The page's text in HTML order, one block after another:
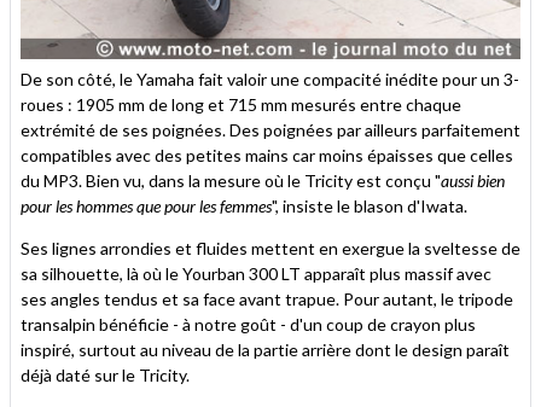
De son côté, le Yamaha fait valoir une compacité inédite pour un 3-
roues : 1905 mm de long et 715 mm mesurés entre chaque
extrémité de ses poignées. Des poignées par ailleurs parfaitement
compatibles avec des petites mains car moins épaisses que celles
du MP3. Bien vu, dans la mesure où le Tricity est conçu "aussi bien
pour les hommes que pour les femmes", insiste le blason d'Iwata.
Ses lignes arrondies et fluides mettent en exergue la sveltesse de
sa silhouette, là où le Yourban 300 LT apparaît plus massif avec
ses angles tendus et sa face avant trapue. Pour autant, le tripode
transalpin bénéficie - à notre goût - d'un coup de crayon plus
inspiré, surtout au niveau de la partie arrière dont le design paraît
déjà daté sur le Tricity.